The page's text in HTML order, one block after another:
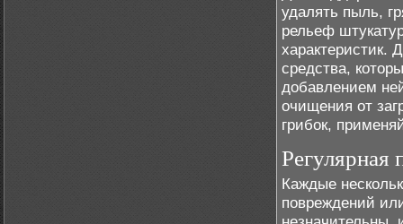
удалять пыль,
рельеф
характеристик.
средства,
добавлением
очищения от
грибок,
Регулярная
Каждые
повреждений